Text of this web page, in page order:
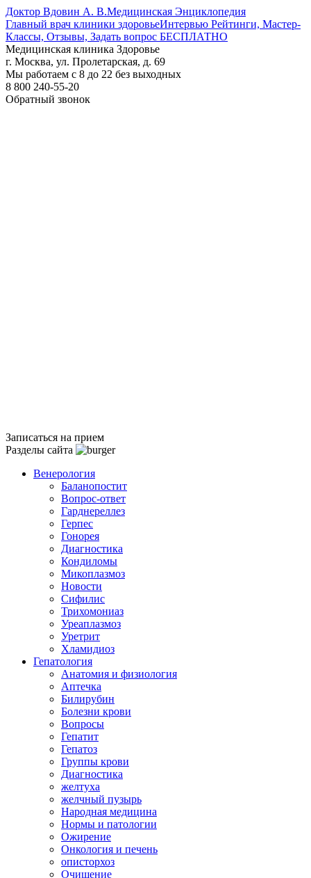
Доктор Вдовин А. В.Медицинская Энциклопедия
Главный врач клиники здоровьеИнтервью Рейтинги, Мастер-
Классы, Отзывы, Задать вопрос БЕСПЛАТНО
Медицинская клиника Здоровье
г. Москва, ул. Пролетарская, д. 69
Мы работаем с 8 до 22 без выходных
8 800 240-55-20
Обратный звонок
Записаться на прием
Разделы сайта
Венерология
Баланопостит
Вопрос-ответ
Гарднереллез
Герпес
Гонорея
Диагностика
Кондиломы
Микоплазмоз
Новости
Сифилис
Трихомониаз
Уреаплазмоз
Уретрит
Хламидиоз
Гепатология
Анатомия и физиология
Аптечка
Билирубин
Болезни крови
Вопросы
Гепатит
Гепатоз
Группы крови
Диагностика
желтуха
желчный пузырь
Народная медицина
Нормы и патологии
Ожирение
Онкология и печень
описторхоз
Очищение